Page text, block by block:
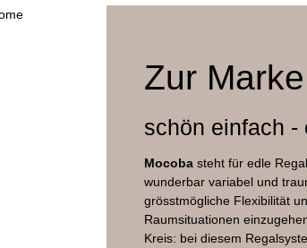
Zur
schön einfach -
Mocoba steht für edle
wunderbar variabel und
grösstmögliche Flexibilität
Raumsituationen
Kreis: bei diesem